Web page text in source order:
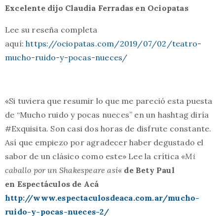
Excelente dijo Claudia Ferradas en Ociopatas
Lee su reseña completa
aquí:https://ociopatas.com/2019/07/02/teatro-
mucho-ruido-y-pocas-nueces/
«Si tuviera que resumir lo que me pareció esta puesta
de “Mucho ruido y pocas nueces” en un hashtag diría
#Exquisita. Son casi dos horas de disfrute constante.
Así que empiezo por agradecer haber degustado el
sabor de un clásico como este» Lee la crítica «Mi
caballo por un Shakespeare así« de Bety Paul
en Espectáculos de Acá
http://www.espectaculosdeaca.com.ar/mucho-
ruido-y-pocas-nueces-2/